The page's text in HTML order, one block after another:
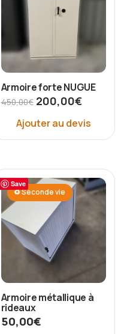
Armoire forte NUGUE
450,00€ 200,00€
Ajouter au devis
Save
♻ Seconde vie
Armoire métallique à
rideaux
50,00€